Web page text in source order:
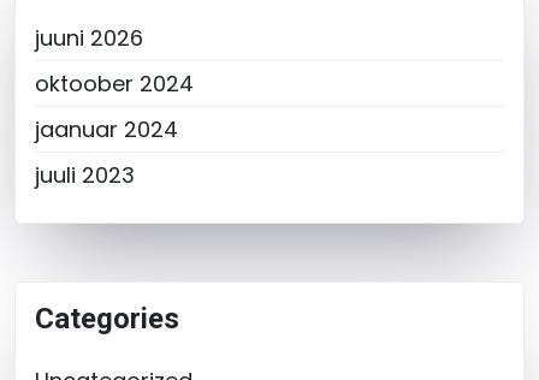
juuni 2026
oktoober 2024
jaanuar 2024
juuli 2023
Categories